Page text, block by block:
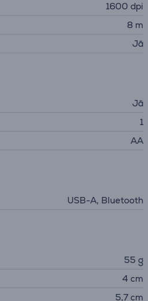
1600 dpi
8 m
Jā
Jā
1
AA
USB-A, Bluetooth
55 g
4 cm
5,7 cm